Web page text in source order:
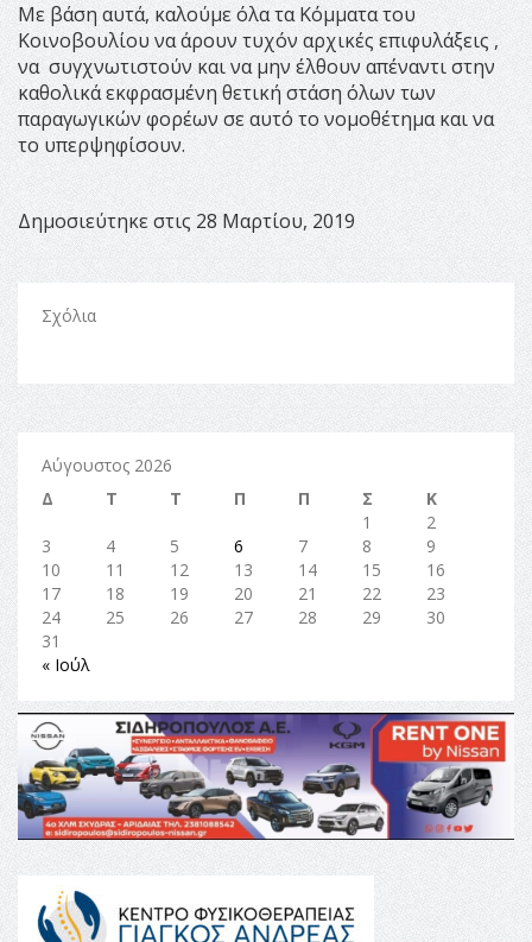
Με βάση αυτά, καλούμε όλα τα Κόμματα του
Κοινοβουλίου να άρουν τυχόν αρχικές επιφυλάξεις ,
να συγχνωτιστούν και να μην έλθουν απέναντι στην
καθολικά εκφρασμένη θετική στάση όλων των
παραγωγικών φορέων σε αυτό το νομοθέτημα και να
το υπερψηφίσουν.
Δημοσιεύτηκε στις 28 Μαρτίου, 2019
Σχόλια
Αύγουστος 2026
Δ
Τ Τ Π Π Σ
Κ
1
2
3
4 5 6 7 8
9
10
11 12 13 14 15
16
17
18 19 20 21 22
23
24
25 26 27 28 29
30
31
« Ιούλ